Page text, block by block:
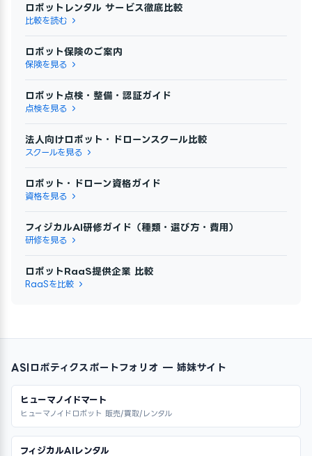
ロボットレンタル サービス徹底比較
比較を読む
ロボット保険のご案内
保険を見る
ロボット点検・整備・認証ガイド
点検を見る
法人向けロボット・ドローンスクール比較
スクールを見る
ロボット・ドローン資格ガイド
資格を見る
フィジカルAI研修ガイド（種類・選び方・費用）
研修を見る
ロボットRaaS提供企業 比較
RaaSを比較
ASIロボティクスポートフォリオ — 姉妹サイト
ヒューマノイドマート
ヒューマノイドロボット 販売/買取/レンタル
フィジカルAIレンタル